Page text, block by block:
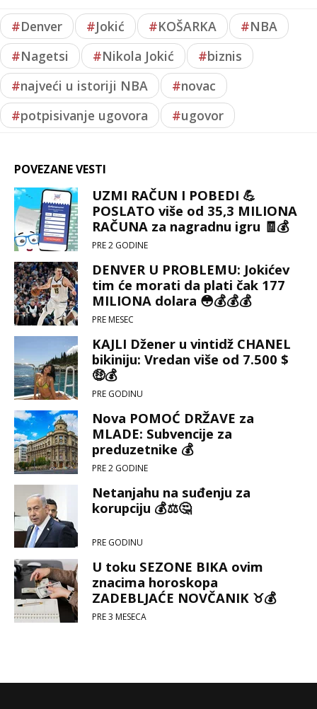
#Denver #Jokić #KOŠARKA #NBA
#Nagetsi #Nikola Jokić #biznis
#najveći u istoriji NBA #novac
#potpisivanje ugovora #ugovor
POVEZANE VESTI
UZMI RAČUN I POBEDI 💪
POSLATO više od 35,3 MILIONA
RAČUNA za nagradnu igru 🧾💰
PRE 2 GODINE
DENVER U PROBLEMU: Jokićev
tim će morati da plati čak 177
MILIONA dolara 😳💰💰💰
PRE MESEC
KAJLI Džener u vintidž CHANEL
bikiniju: Vredan više od 7.500 $
🤑💰
PRE GODINU
Nova POMOĆ DRŽAVE za
MLADE: Subvencije za
preduzetnike 💰
PRE 2 GODINE
Netanjahu na suđenju za
korupciju 💰⚖️🤔
PRE GODINU
U toku SEZONE BIKA ovim
znacima horoskopa
ZADEBLJAĆE NOVČANIK ♉💰
PRE 3 MESECA